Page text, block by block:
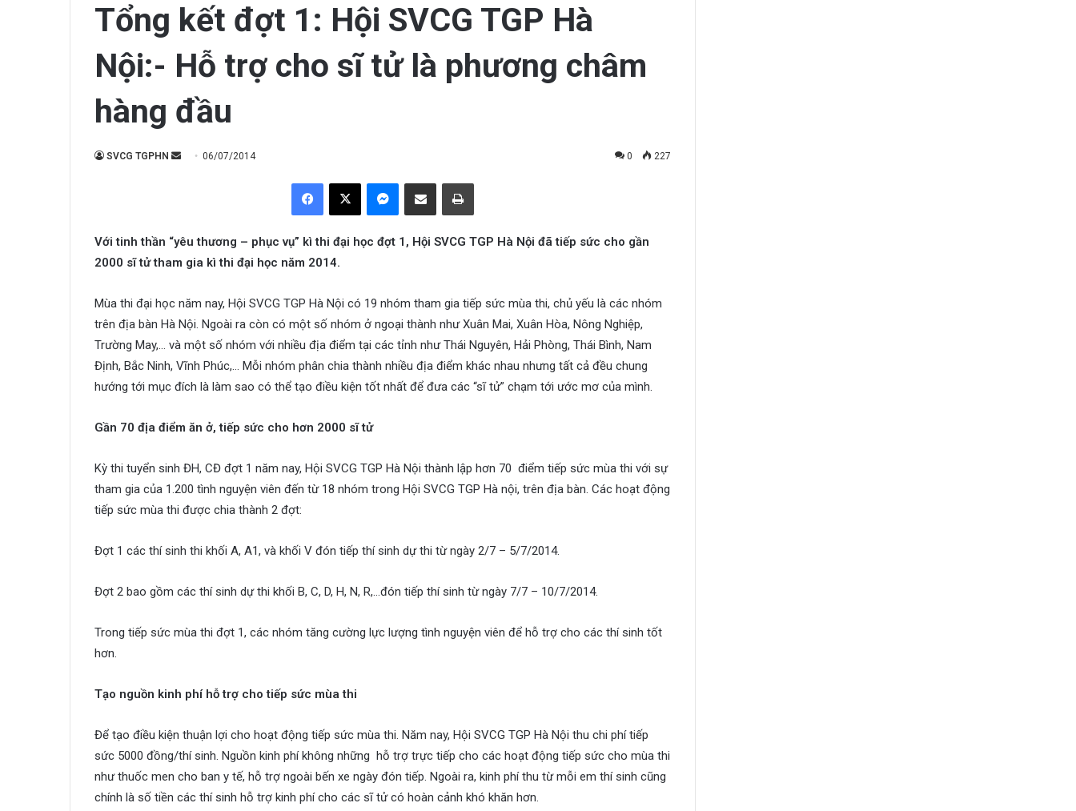
Tổng kết đợt 1: Hội SVCG TGP Hà
Nội:- Hỗ trợ cho sĩ tử là phương châm
hàng đầu
SVCG TGPHN
Send 06/07/2014 0 227
Facebook
X Messenger
Share via Email Print
Với tinh thần “yêu thương – phục vụ” kì thi đại học đợt 1, Hội SVCG TGP Hà Nội đã tiếp sức cho gần
2000 sĩ tử tham gia kì thi đại học năm 2014.
Mùa thi đại học năm nay, Hội SVCG TGP Hà Nội có 19 nhóm tham gia tiếp sức mùa thi, chủ yếu là các nhóm
trên địa bàn Hà Nội. Ngoài ra còn có một số nhóm ở ngoại thành như Xuân Mai, Xuân Hòa, Nông Nghiệp,
Trường May,… và một số nhóm với nhiều địa điểm tại các tỉnh như Thái Nguyên, Hải Phòng, Thái Bình, Nam
Định, Bắc Ninh, Vĩnh Phúc,… Mỗi nhóm phân chia thành nhiều địa điểm khác nhau nhưng tất cả đều chung
hướng tới mục đích là làm sao có thể tạo điều kiện tốt nhất để đưa các “sĩ tử” chạm tới ước mơ của mình.
Gần 70 địa điểm ăn ở, tiếp sức cho hơn 2000 sĩ tử
Kỳ thi tuyển sinh ĐH, CĐ đợt 1 năm nay, Hội SVCG TGP Hà Nội thành lập hơn 70 điểm tiếp sức mùa thi với sự
tham gia của 1.200 tình nguyện viên đến từ 18 nhóm trong Hội SVCG TGP Hà nội, trên địa bàn. Các hoạt động
tiếp sức mùa thi được chia thành 2 đợt:
Đợt 1 các thí sinh thi khối A, A1, và khối V đón tiếp thí sinh dự thi từ ngày 2/7 – 5/7/2014.
Đợt 2 bao gồm các thí sinh dự thi khối B, C, D, H, N, R,…đón tiếp thí sinh từ ngày 7/7 – 10/7/2014.
Trong tiếp sức mùa thi đợt 1, các nhóm tăng cường lực lượng tình nguyện viên để hỗ trợ cho các thí sinh tốt
hơn.
Tạo nguồn kinh phí hỗ trợ cho tiếp sức mùa thi
Để tạo điều kiện thuận lợi cho hoạt động tiếp sức mùa thi. Năm nay, Hội SVCG TGP Hà Nội thu chi phí tiếp
sức 5000 đồng/thí sinh. Nguồn kinh phí không những hỗ trợ trực tiếp cho các hoạt động tiếp sức cho mùa thi
như thuốc men cho ban y tế, hỗ trợ ngoài bến xe ngày đón tiếp. Ngoài ra, kinh phí thu từ mỗi em thí sinh cũng
chính là số tiền các thí sinh hỗ trợ kinh phí cho các sĩ tử có hoàn cảnh khó khăn hơn.